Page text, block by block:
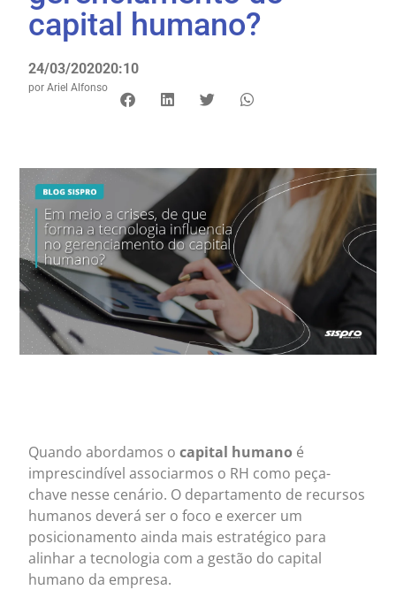
capital humano?
24/03/202020:10
por Ariel Alfonso
Quando abordamos ocapital humano é
imprescindível associarmos o RH como peça-
chave nesse cenário. O departamento de recursos
humanos deverá ser o foco e exercer um
posicionamento ainda mais estratégico para
alinhar a tecnologia com a gestão do capital
humano da empresa.